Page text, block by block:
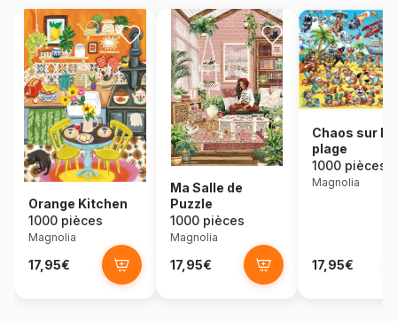
Orange Kitchen
1000 pièces
Magnolia
17,95€
Ma Salle de
Puzzle
1000 pièces
Magnolia
17,95€
Chaos sur la
plage
1000 pièces
Magnolia
17,95€